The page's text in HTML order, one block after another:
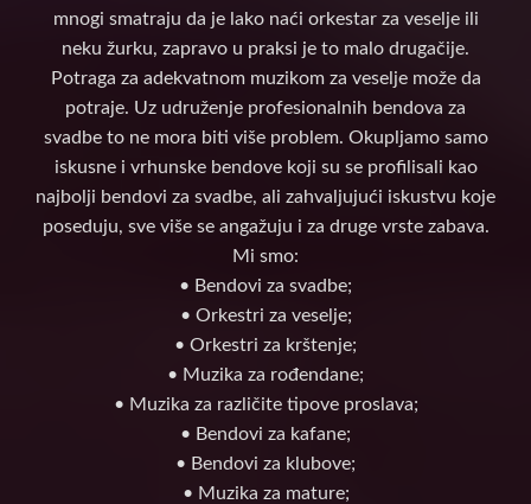
mnogi smatraju da je lako naći orkestar za veselje ili
neku žurku, zapravo u praksi je to malo drugačije.
Potraga za adekvatnom muzikom za veselje može da
potraje. Uz udruženje profesionalnih bendova za
svadbe to ne mora biti više problem. Okupljamo samo
iskusne i vrhunske bendove koji su se profilisali kao
najbolji bendovi za svadbe, ali zahvaljujući iskustvu koje
poseduju, sve više se angažuju i za druge vrste zabava.
Mi smo:
• Bendovi za svadbe;
• Orkestri za veselje;
• Orkestri za krštenje;
• Muzika za rođendane;
• Muzika za različite tipove proslava;
• Bendovi za kafane;
• Bendovi za klubove;
• Muzika za mature;